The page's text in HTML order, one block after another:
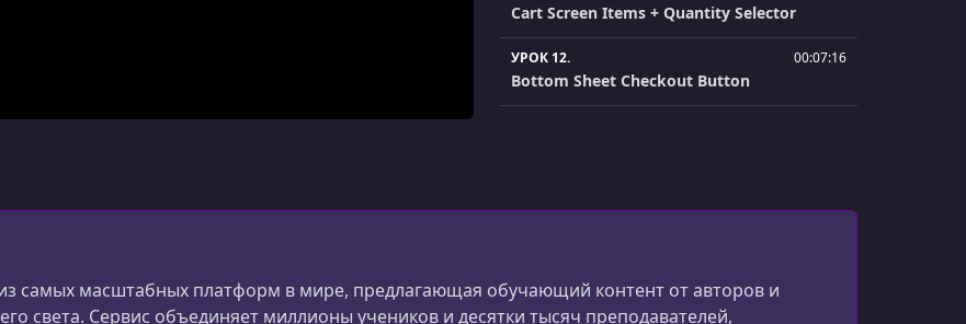
Cart Screen Items + Quantity Selector
УРОК 12. 00:07:16
Bottom Sheet Checkout Button
Data and Models
Home Screen
самых масштабных платформ в мире, предлагающая обучающий контент от авторов и
света. Сервис объединяет миллионы учеников и десятки тысяч преподавателей,